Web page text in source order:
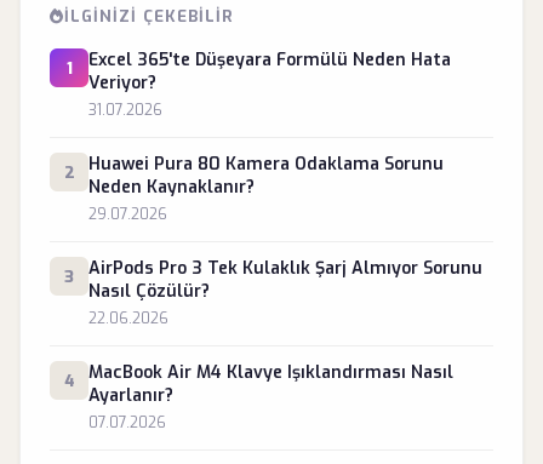
İLGINIZI ÇEKEBILIR
1
Excel 365'te Düşeyara Formülü Neden Hata
Veriyor?
31.07.2026
2
Huawei Pura 80 Kamera Odaklama Sorunu
Neden Kaynaklanır?
29.07.2026
3
AirPods Pro 3 Tek Kulaklık Şarj Almıyor Sorunu
Nasıl Çözülür?
22.06.2026
4
MacBook Air M4 Klavye Işıklandırması Nasıl
Ayarlanır?
07.07.2026